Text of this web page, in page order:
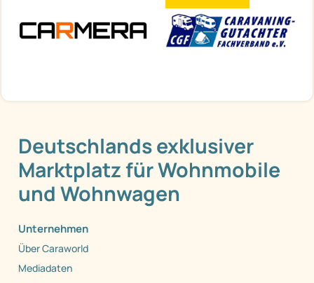
Deutschlands exklusiver
Marktplatz für Wohnmobile
und Wohnwagen
Unternehmen
Über Caraworld
Mediadaten